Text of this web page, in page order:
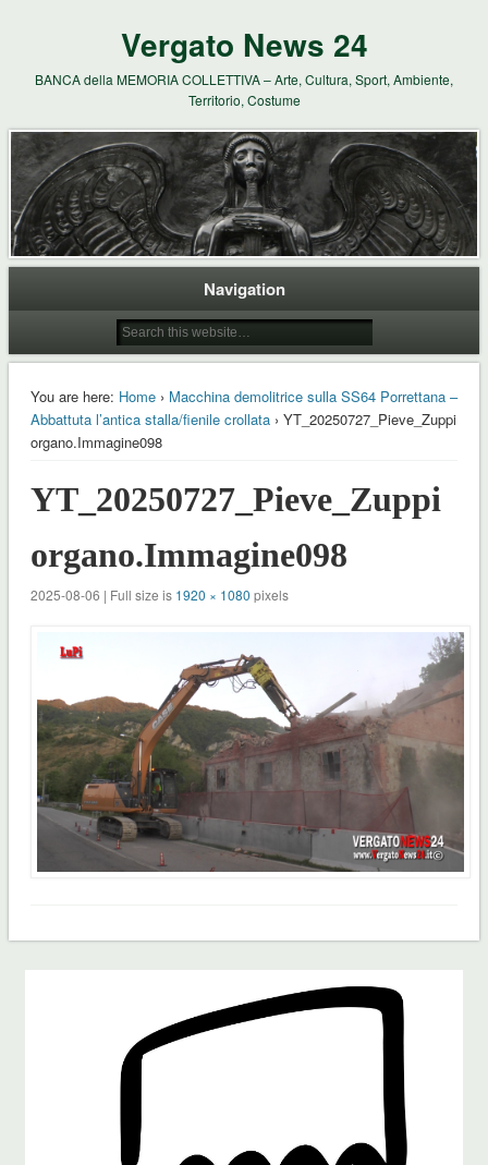
Vergato News 24
BANCA della MEMORIA COLLETTIVA – Arte, Cultura, Sport, Ambiente,
Territorio, Costume
Navigation
You are here: Home› Macchina demolitrice sulla SS64 Porrettana –
Abbattuta l’antica stalla/fienile crollata› YT_20250727_Pieve_Zuppi
organo.Immagine098
YT_20250727_Pieve_Zuppi
organo.Immagine098
2025-08-06 | Full size is 1920 × 1080 pixels